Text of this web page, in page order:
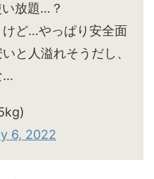
放題…？
ど…やっぱり安全面
と人溢れそうだし、
…
6, 2022